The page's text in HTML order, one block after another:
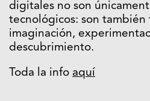
digitales no son
tecnológicos: son
imaginación,
descubrimiento.
Toda la info aquí